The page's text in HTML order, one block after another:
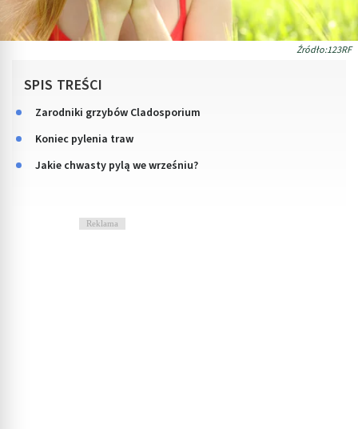
Źródło:123RF
SPIS TREŚCI
Zarodniki grzybów Cladosporium
Koniec pylenia traw
Jakie chwasty pylą we wrześniu?
Reklama